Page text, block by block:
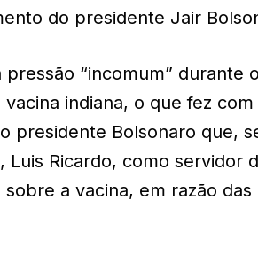
do presidente Jair
“incomum” durante
indiana, o que fez
presidente Bolsonaro que,
Ricardo, como servidor
a vacina, em razão